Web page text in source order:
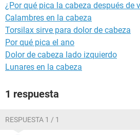
¿Por qué pica la cabeza después de
Calambres en la cabeza
Torsilax sirve para dolor de cabeza
Por qué pica el ano
Dolor de cabeza lado izquierdo
Lunares en la cabeza
1 respuesta
RESPUESTA 1 / 1